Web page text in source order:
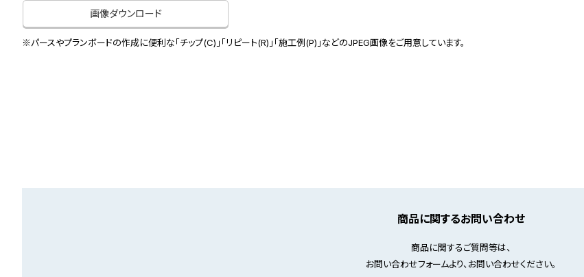
画像ダウンロード
※パースやプランボードの作成に便利な「チップ(C)」「リピート(R)」「施工例(P)」などのJPEG画像をご用意しています。
商品に関するお問い合わせ
商品に関するご質問等は、
お問い合わせフォームより、お問い合わせください。